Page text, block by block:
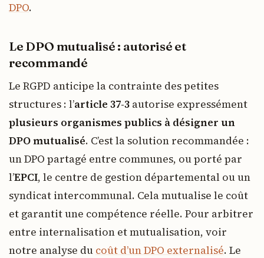
DPO.
Le DPO mutualisé : autorisé et
recommandé
Le RGPD anticipe la contrainte des petites
structures : l’article 37-3 autorise expressément
plusieurs organismes publics à désigner un
DPO mutualisé. C’est la solution recommandée :
un DPO partagé entre communes, ou porté par
l’EPCI, le centre de gestion départemental ou un
syndicat intercommunal. Cela mutualise le coût
et garantit une compétence réelle. Pour arbitrer
entre internalisation et mutualisation, voir
notre analyse du coût d’un DPO externalisé. Le